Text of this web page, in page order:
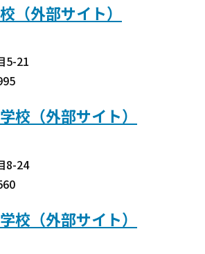
（外部サイト）
5-21
校（外部サイト）
8-24
校（外部サイト）